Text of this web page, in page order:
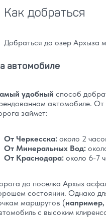
Как добраться
Добраться до озер Архыза
автомобиле
удобный способ
автомобиле. От
займет:
От Черкесска: около 2
От Минеральных Вод:
От Краснодара: около 6-7
до поселка Архыз
состоянии. Однако
маршрутов (например,
с высоким